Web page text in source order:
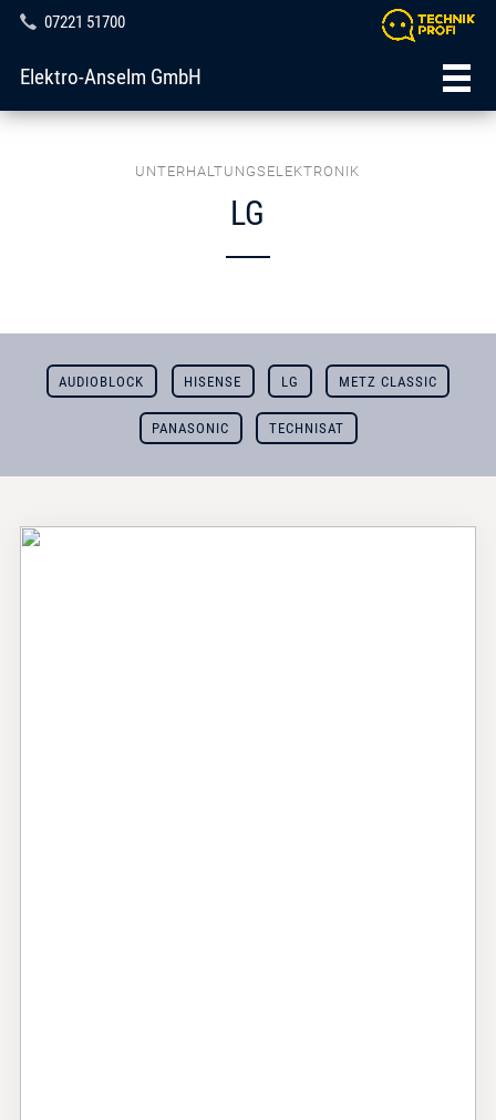
07221 51700
Elektro-Anselm GmbH
UNTERHALTUNGSELEKTRONIK
LG
AUDIOBLOCK HISENSE LG METZ CLASSIC
PANASONIC TECHNISAT